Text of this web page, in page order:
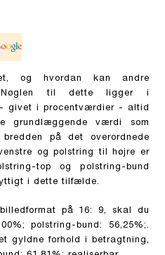
og hvordan kan andre
Nøglen til dette ligger i
- givet i procentværdier - altid
grundlæggende værdi som
bredden på det overordnede
og polstring til højre er
top og polstring-bund
i dette tilfælde.
på 16: 9, skal du
polstring-bund: 56,25%;.
gyldne forhold i betragtning,